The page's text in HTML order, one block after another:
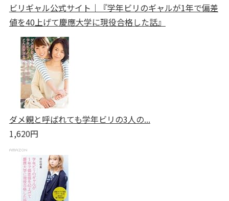
ビリギャル公式サイト｜『学年ビリのギャルが1年で偏差
値を40上げて慶應大学に現役合格した話』
ダメ親と呼ばれても学年ビリの3人の...
1,620円